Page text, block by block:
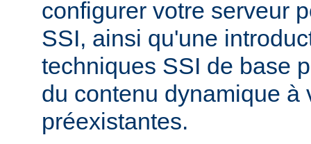
configurer votre serveur
SSI, ainsi qu'une
techniques SSI de base
du contenu dynamique à
préexistantes.